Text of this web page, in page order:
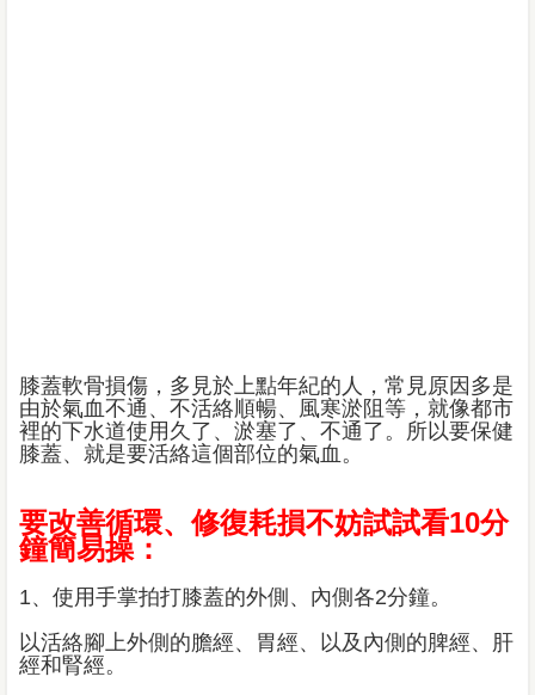
膝蓋軟骨損傷，多見於上點年紀的人，常見原因多是
由於氣血不通、不活絡順暢、風寒淤阻等，就像都市
裡的下水道使用久了、淤塞了、不通了。所以要保健
膝蓋、就是要活絡這個部位的氣血。
要改善循環、修復耗損不妨試試看10分
鐘簡易操：
1、使用手掌拍打膝蓋的外側、內側各2分鐘。
以活絡腳上外側的膽經、胃經、以及內側的脾經、肝
經和腎經。